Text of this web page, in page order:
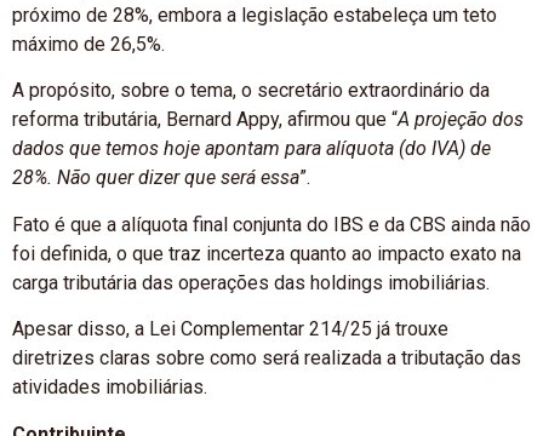
próximo de 28%, embora a legislação estabeleça um teto
máximo de 26,5%.
A propósito, sobre o tema, o secretário extraordinário da
reforma tributária, Bernard Appy, afirmou que “A projeção dos
dados que temos hoje apontam para alíquota (do IVA) de
28%. Não quer dizer que será essa”.
Fato é que a alíquota final conjunta do IBS e da CBS ainda não
foi definida, o que traz incerteza quanto ao impacto exato na
carga tributária das operações das holdings imobiliárias.
Apesar disso, a Lei Complementar 214/25 já trouxe
diretrizes claras sobre como será realizada a tributação das
atividades imobiliárias.